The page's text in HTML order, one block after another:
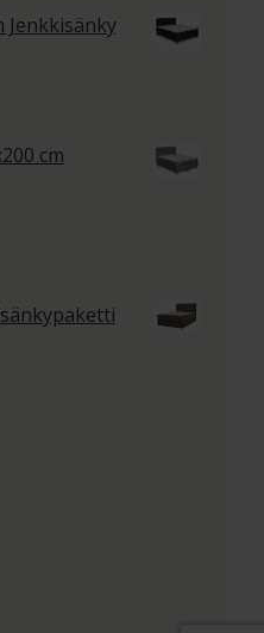
€
Jenkkisänky
cm